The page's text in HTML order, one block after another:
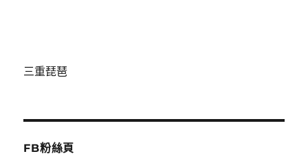
三重琵琶
FB粉絲頁